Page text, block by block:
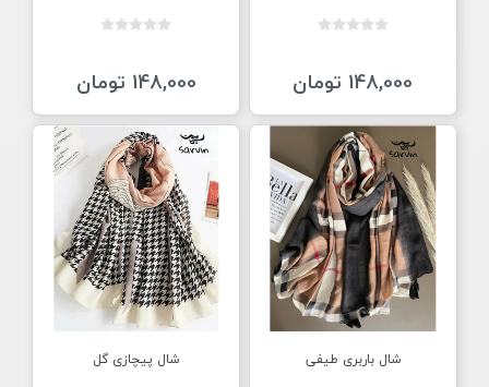
148,000 تومان 148,000 تومان
شال باربری طیفی شال پیچازی گل